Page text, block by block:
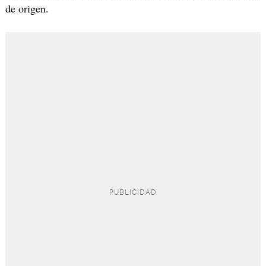
de origen.